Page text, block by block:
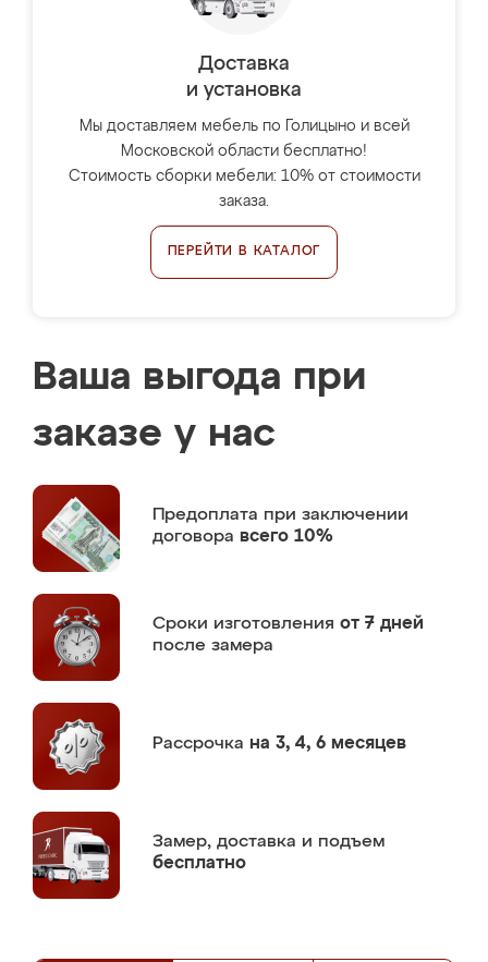
Доставка
и установка
Мы доставляем мебель по Голицыно и всей
Московской области бесплатно!
Стоимость сборки мебели: 10% от стоимости
заказа.
ПЕРЕЙТИ В КАТАЛОГ
Ваша выгода при
заказе у нас
Предоплата при заключении
договора всего 10%
Сроки изготовления от 7 дней
после замера
Рассрочка на 3, 4, 6 месяцев
Замер, доставка и подъем
бесплатно